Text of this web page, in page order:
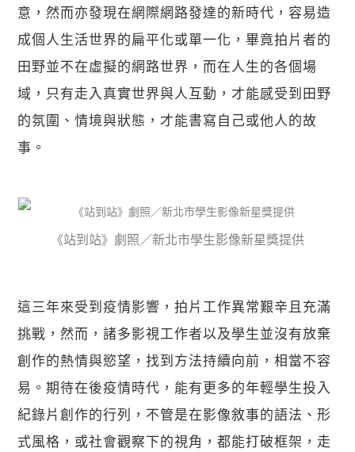
意，然而亦發現在網際網路發達的新時代，容易造
成個人生活世界的扁平化或單一化，畢竟拍片者的
田野並不在虛擬的網路世界，而在人生的各個場
域，只有走入真實世界與人互動，才能感受到田野
的氛圍、情境與狀態，才能書寫自己或他人的故
事。
《站到站》劇照／新北市學生影像新星獎提供
這三年來受到疫情影響，拍片工作異常艱辛且充滿
挑戰，然而，諸多影視工作者以及學生並沒有放棄
創作的熱情與慾望，找到方法持續向前，相當不容
易。期待在後疫情時代，能有更多的年輕學生投入
紀錄片創作的行列，不管是在影像敘事的語法、形
式風格，或社會觀察下的視角，都能打破框架，走